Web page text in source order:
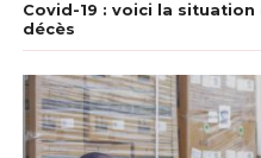
Covid-19 : voici la
décès